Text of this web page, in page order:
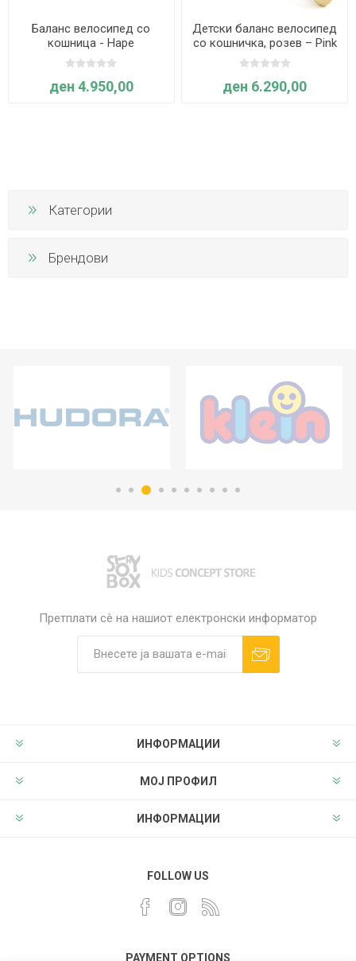
Баланс велосипед со
кошница - Hape
International
ден 4.950,00
Детски баланс велосипед
со кошничка, розев – Pink
Balance Bike – Bigjigs Toys
ден 6.290,00
Категории
Брендови
Претплати сè на нашиот електронски информатор
ИНФОРМАЦИИ
МОЈ ПРОФИЛ
ИНФОРМАЦИИ
FOLLOW US
PAYMENT OPTIONS